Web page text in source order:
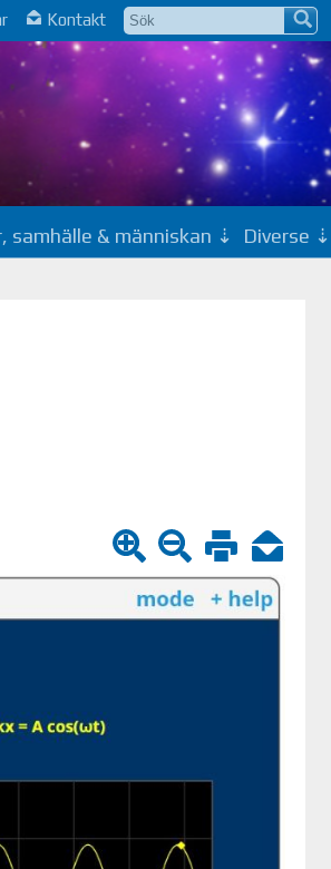
Kontakt
samhälle & människan Diverse